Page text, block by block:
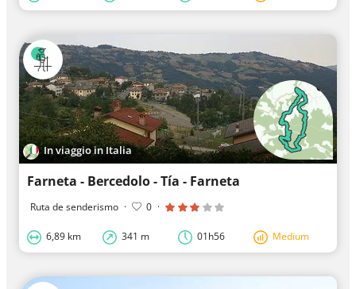
In viaggio in Italia
Farneta - Bercedolo - Tía - Farneta
Ruta de senderismo · 0 ·
6,89 km 341 m 01h56 Medium